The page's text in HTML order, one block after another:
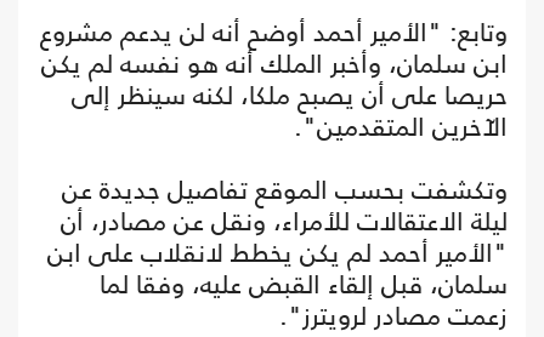
وتابع: "الأمير أحمد أوضح أنه لن يدعم مشروع
ابن سلمان، وأخبر الملك أنه هو نفسه لم يكن
حريصا على أن يصبح ملكا، لكنه سينظر إلى
الآخرين المتقدمين".
وتكشفت بحسب الموقع تفاصيل جديدة عن
ليلة الاعتقالات للأمراء، ونقل عن مصادر، أن
"الأمير أحمد لم يكن يخطط لانقلاب على ابن
سلمان، قبل إلقاء القبض عليه، وفقا لما
زعمت مصادر لرويترز".